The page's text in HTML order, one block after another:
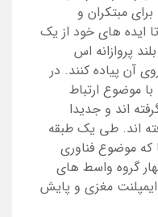
مبتکران و
ایده های خود از یک
پروازانه اس
آن پیاده کنند. در
موضوع ارتباط
اند و جدیدا
اند. طی یک طبقه
که موضوع فناوری
گروه واسط های
مغزی و پایش